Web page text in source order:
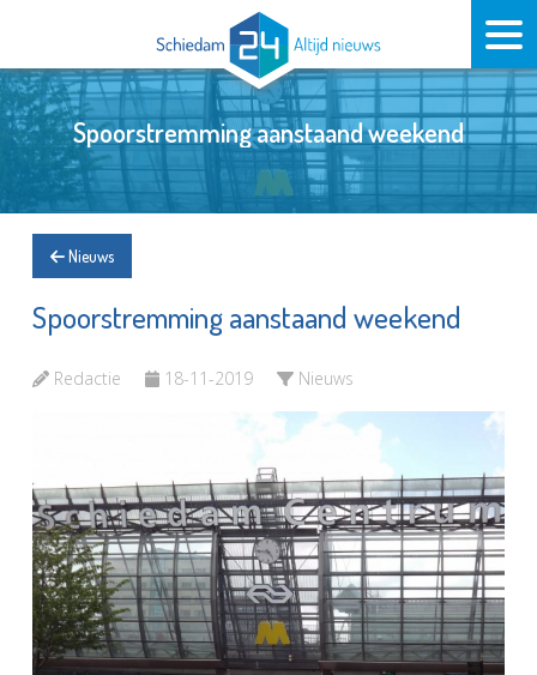
Spoorstremming aanstaand weekend
Nieuws
Spoorstremming aanstaand weekend
Redactie 18-11-2019 Nieuws